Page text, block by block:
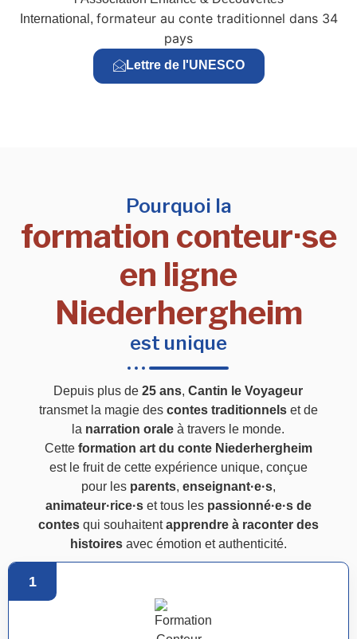
International, formateur au conte traditionnel dans 34
pays
Lettre de l'UNESCO
Pourquoi la
formation conteur·se
en ligne
Niederhergheim
est unique
Depuis plus de25 ans,Cantin le Voyageur
transmet la magie des contes traditionnelset de
la narration orale à travers le monde.
Cette formation art du conte Niederhergheim
est le fruit de cette expérience unique, conçue
pour les parents, enseignant·e·s,
animateur·rice·set tous les passionné·e·s de
contesqui souhaitentapprendre à raconter des
histoiresavec émotion et authenticité.
1